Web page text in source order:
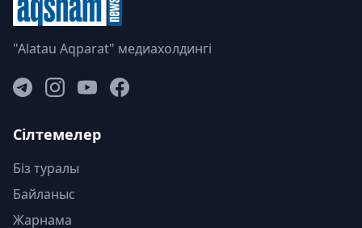
"Alatau Aqparat" медиахолдингі
Сілтемелер
Біз туралы
Байланыс
Жарнама